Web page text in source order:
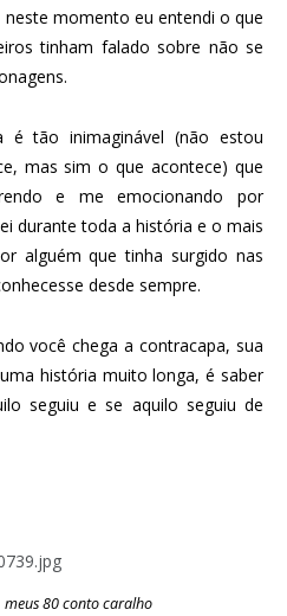
momento eu entendi o que
tinham falado sobre não se
é tão inimaginável (não estou
mas sim o que acontece) que
e me emocionando por
durante toda a história e o mais
alguém que tinha surgido nas
desde sempre.
você chega a contracapa, sua
história muito longa, é saber
seguiu e se aquilo seguiu de
80 conto caralho